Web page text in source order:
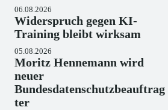
06.08.2026
Widerspruch gegen KI-
Training bleibt wirksam
05.08.2026
Moritz Hennemann wird
neuer
Bundesdatenschutzbeauftrag
ter